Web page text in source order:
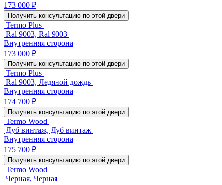
173 000 ₽
Получить консультацию по этой двери
Termo Plus
Ral 9003, Ral 9003
Внутренняя сторона
173 000 ₽
Получить консультацию по этой двери
Termo Plus
Ral 9003, Ледяной дождь
Внутренняя сторона
174 700 ₽
Получить консультацию по этой двери
Termo Wood
Дуб винтаж, Дуб винтаж
Внутренняя сторона
175 700 ₽
Получить консультацию по этой двери
Termo Wood
Черная, Черная